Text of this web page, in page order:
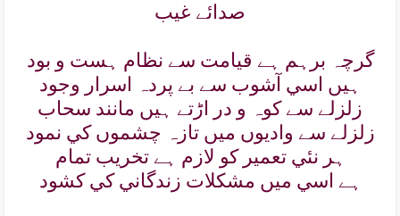
صدائے غيب
گرچہ برہم ہے قيامت سے نظام ہست و بود
ہيں اسي آشوب سے بے پردہ اسرار وجود
زلزلے سے کوہ و در اڑتے ہيں مانند سحاب
زلزلے سے واديوں ميں تازہ چشموں کي نمود
ہر نئي تعمير کو لازم ہے تخريب تمام
ہے اسي ميں مشکلات زندگاني کي کشود